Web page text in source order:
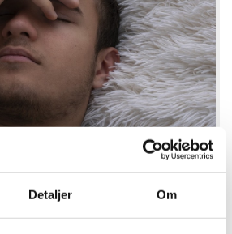
Detaljer Om
KRYSTALLSYKEN.
vi krystallsyke – som
hurtig effekt. Symptomer på